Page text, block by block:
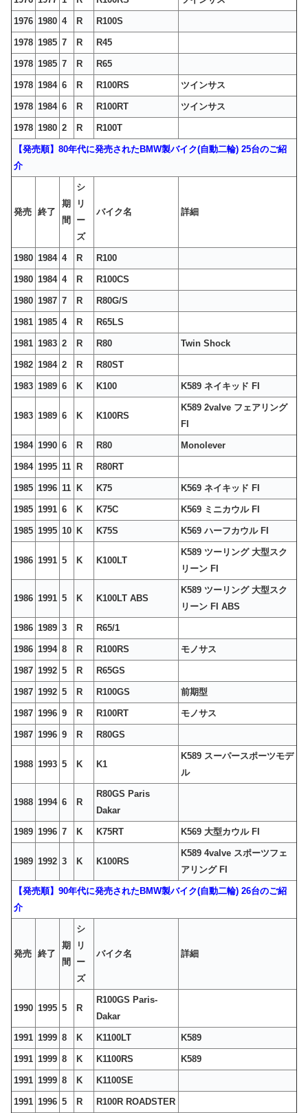
1976 1980 4 R R100S
1978 1985 7 R R45
1978 1985 7 R R65
1978 1984 6 R R100RS ツインサス
1978 1984 6 R R100RT ツインサス
1978 1980 2 R R100T
【発売順】80年代に発売されたBMW製バイク(自動二輪) 25台のご紹
介
発売 終了
期
間
シ
リ
ー
ズ
バイク名 詳細
1980 1984 4 R R100
1980 1984 4 R R100CS
1980 1987 7 R R80G/S
1981 1985 4 R R65LS
1981 1983 2 R R80 Twin Shock
1982 1984 2 R R80ST
1983 1989 6 K K100 K589 ネイキッド FI
1983 1989 6 K K100RS
K589 2valve フェアリング
FI
1984 1990 6 R R80 Monolever
1984 1995 11 R R80RT
1985 1996 11 K K75 K569 ネイキッド FI
1985 1991 6 K K75C K569 ミニカウル FI
1985 1995 10 K K75S K569 ハーフカウル FI
1986 1991 5 K K100LT
K589 ツーリング 大型スク
リーン FI
1986 1991 5 K K100LT ABS
K589 ツーリング 大型スク
リーン FI ABS
1986 1989 3 R R65/1
1986 1994 8 R R100RS モノサス
1987 1992 5 R R65GS
1987 1992 5 R R100GS 前期型
1987 1996 9 R R100RT モノサス
1987 1996 9 R R80GS
1988 1993 5 K K1
K589 スーパースポーツモデ
ル
1988 1994 6 R
R80GS Paris
Dakar
1989 1996 7 K K75RT K569 大型カウル FI
1989 1992 3 K K100RS
K589 4valve スポーツフェ
アリング FI
【発売順】90年代に発売されたBMW製バイク(自動二輪) 26台のご紹
介
発売 終了
期
間
シ
リ
ー
ズ
バイク名 詳細
1990 1995 5 R
R100GS Paris-
Dakar
1991 1999 8 K K1100LT K589
1991 1999 8 K K1100RS K589
1991 1999 8 K K1100SE
1991 1996 5 R R100R ROADSTER